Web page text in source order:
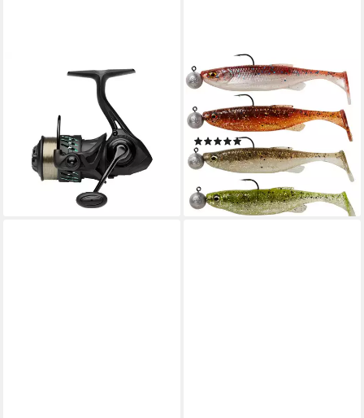
SAVAGE GEAR
Spinnrolle), Savage Gear
Fishing-King Special 1000 FD
Spinnrolle
ab 69,00 € UVP136,99 €
-50%
lieferbar - in 3-4 Werktagen bei dir
SAVAGE GEAR
Kunstköder Savage Gear Fat
Minnow T-Tail RTF - 4
montierte Gummifische
(3)
ab 12,99 €
lieferbar - in 2-3 Werktagen bei dir